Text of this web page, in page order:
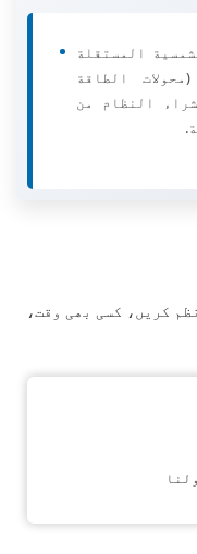
المستقلة
الطاقة
النظام من
کریں، کسی بھی وقت،